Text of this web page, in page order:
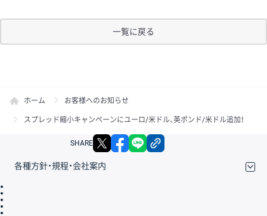
一覧に戻る
ホーム お客様へのお知らせ
スプレッド縮小キャンペーンにユーロ/米ドル、英ポンド/米ドル追加！
SHARE X facebook
各種方針・規程・会社案内